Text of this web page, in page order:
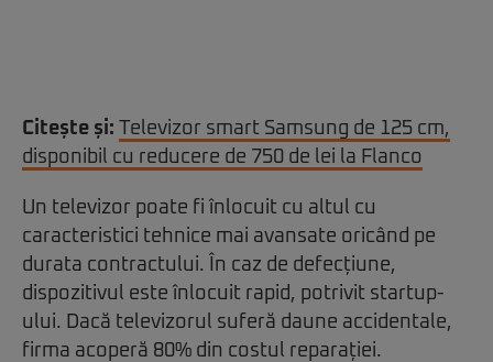
Citește și: Televizor smart Samsung de 125 cm,
disponibil cu reducere de 750 de lei la Flanco
Un televizor poate fi înlocuit cu altul cu
caracteristici tehnice mai avansate oricând pe
durata contractului. În caz de defecțiune,
dispozitivul este înlocuit rapid, potrivit startup-
ului. Dacă televizorul suferă daune accidentale,
firma acoperă 80% din costul reparației.